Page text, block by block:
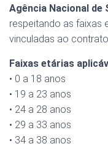
Agência Nacional de
respeitando as faixas
vinculadas ao
Faixas etárias
• 0 a 18 anos
• 19 a 23 anos
• 24 a 28 anos
• 29 a 33 anos
• 34 a 38 anos